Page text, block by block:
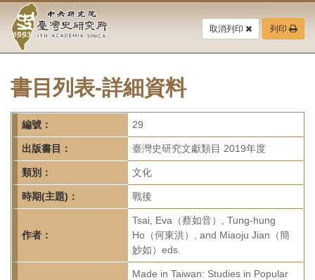
要
中
央
研
究
院-
臺
灣
史
研
究
取消列印 列印
書目列表-詳細資料
編號： 29
出版書目： 臺灣史研究文獻類目 2019年度
類別： 文化
時期(主題)： 戰後
作者：
Tsai, Eva（蔡如音）, Tung-hung
Ho（何東洪）, and Miaoju Jian（簡
妙如）eds.
Made in Taiwan: Studies in Popular